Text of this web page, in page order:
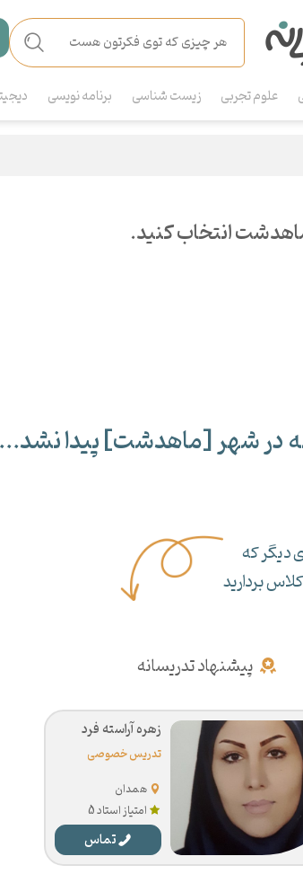
علوم تجربی زیست شناسی برنامه نویسی
انتخاب کنید.
در شهر [ماهدشت] پیدا
دیگر که
بردارید
پیشنهاد تدریسانه
زهره آراسته فرد
تدریس خصوصی
همدان
امتیاز استاد 5
تماس